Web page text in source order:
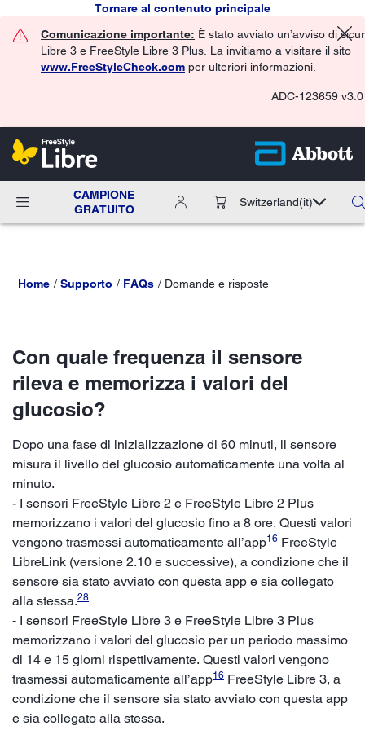
Tornare al contenuto principale
Comunicazione importante: È stato avviato un’avviso di
Libre 3 e FreeStyle Libre 3 Plus. La invitiamo a visitare il sito
www.FreeStyleCheck.com per ulteriori informazioni.
ADC-123659 v3.0
CAMPIONE
GRATUITO
Switzerland(it)
Home Supporto FAQs Domande e risposte
Con quale frequenza il sensore
rileva e memorizza i valori del
glucosio?
Dopo una fase di inizializzazione di 60 minuti, il sensore
misura il livello del glucosio automaticamente una volta al
minuto.
- I sensori FreeStyle Libre 2 e FreeStyle Libre 2 Plus
memorizzano i valori del glucosio fino a 8 ore. Questi valori
vengono trasmessi automaticamente all’app16 FreeStyle
LibreLink (versione 2.10 e successive), a condizione che il
sensore sia stato avviato con questa app e sia collegato
alla stessa.28
- I sensori FreeStyle Libre 3 e FreeStyle Libre 3 Plus
memorizzano i valori del glucosio per un periodo massimo
di 14 e 15 giorni rispettivamente. Questi valori vengono
trasmessi automaticamente all’app16 FreeStyle Libre 3, a
condizione che il sensore sia stato avviato con questa app
e sia collegato alla stessa.